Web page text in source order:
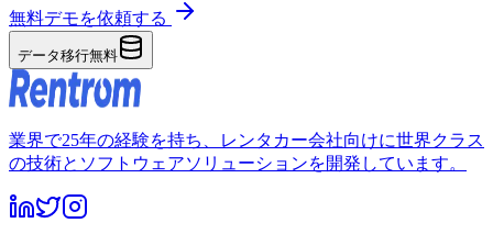
無料デモを依頼する
データ移行無料
業界で25年の経験を持ち、レンタカー会社向けに世界クラス
の技術とソフトウェアソリューションを開発しています。